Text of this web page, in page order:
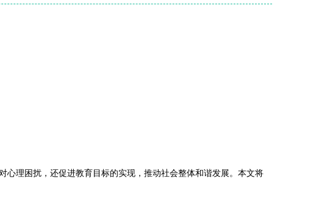
理困扰，还促进教育目标的实现，推动社会整体和谐发展。本文将